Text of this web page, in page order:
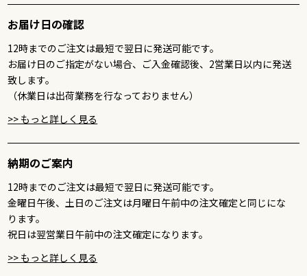
お届け日の確認
12時までのご注文は最短で翌日に発送可能です。
お届け日のご指定がない場合、ご入金確認後、2営業日以内に発送
致します。
（休業日は出荷業務を行なっておりません）
>> もっと詳しく見る
納期のご案内
12時までのご注文は最短で翌日に発送可能です。
金曜日午後、土日のご注文は月曜日午前中の注文確定と同じにな
ります。
祝日は翌営業日午前中の注文確定になります。
>> もっと詳しく見る